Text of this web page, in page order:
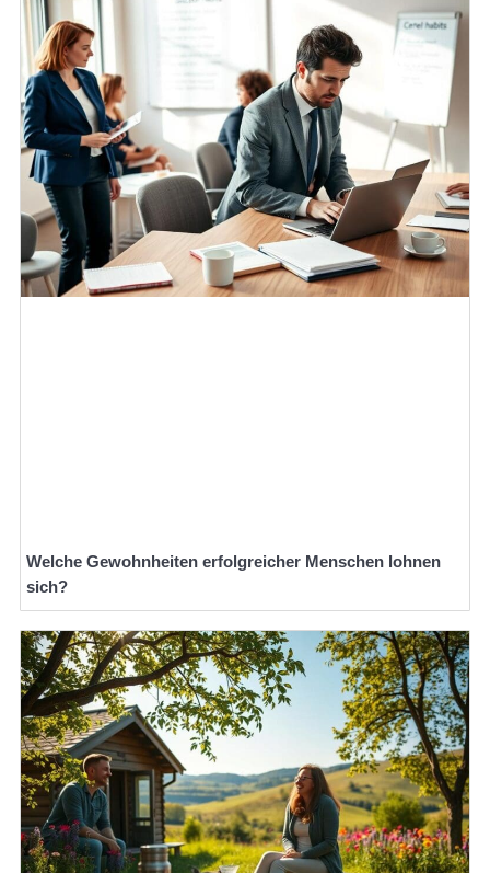
Welche Gewohnheiten erfolgreicher Menschen lohnen
sich?